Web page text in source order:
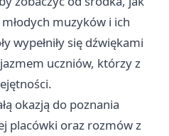
muzyków i ich
wypełniły się dźwiękami
uczniów, którzy z
okazją do poznania
placówki oraz rozmów z